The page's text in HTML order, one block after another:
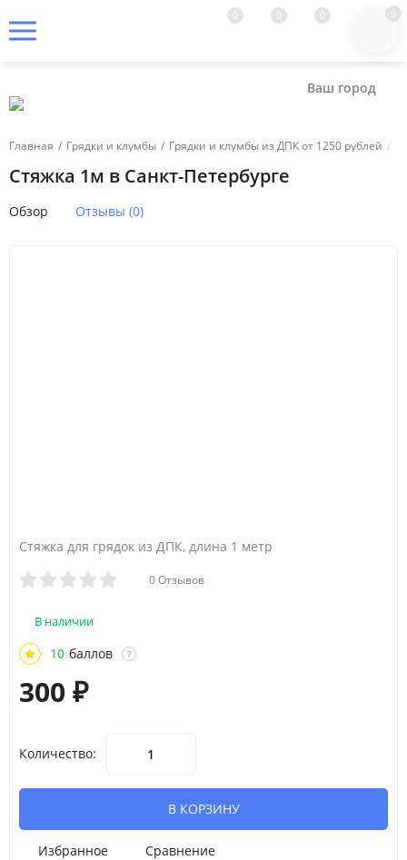
0 0 0 0
Ваш город
Главная / Грядки и клумбы / Грядки и клумбы из ДПК от 1250 рублей /
Стяжка 1м в Санкт-Петербурге
Обзор Отзывы (0)
Стяжка для грядок из ДПК, длина 1 метр
0 Отзывов
В наличии
10 баллов ?
300 ₽
Количество:
В КОРЗИНУ
Избранное
Сравнение